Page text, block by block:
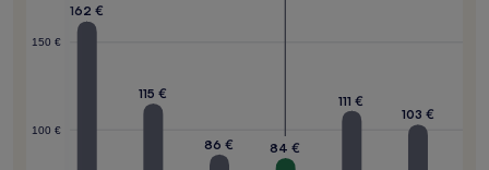
100 €
150 €
162 €
115 €
86 € 84 €
111 €
103 €